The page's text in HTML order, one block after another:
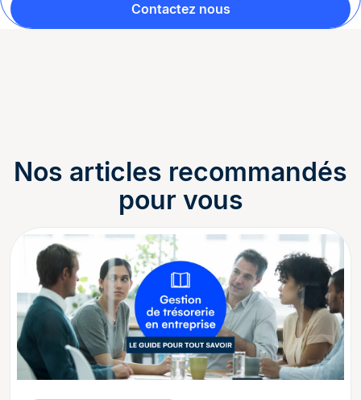
Contactez nous
Nos articles recommandés
pour vous